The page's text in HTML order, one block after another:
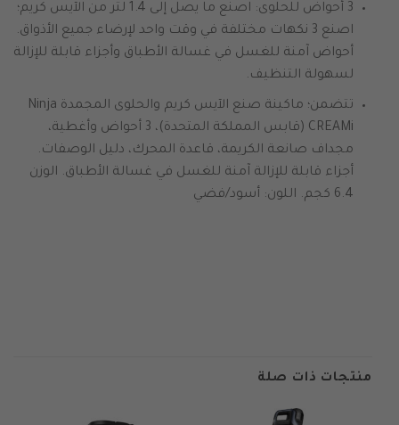
3 أحواض للحلوى: اصنع ما يصل إلى 1.4 لتر من الآيس كريم؛
اصنع 3 نكهات مختلفة في وقت واحد لإرضاء جميع الأذواق.
أحواض آمنة للغسل في غسالة الأطباق وأجزاء قابلة للإزالة
لسهولة التنظيف.
تتضمن؛ ماكينة صنع الآيس كريم والحلوى المجمدة Ninja
CREAMi (قابس المملكة المتحدة)، 3 أحواض وأغطية،
مجداف صانعة الكريمة، قاعدة المحرك، دليل الوصفات.
أجزاء قابلة للإزالة آمنة للغسل في غسالة الأطباق. الوزن
6.4 كجم. اللون: أسود/فضي
منتجات ذات صلة